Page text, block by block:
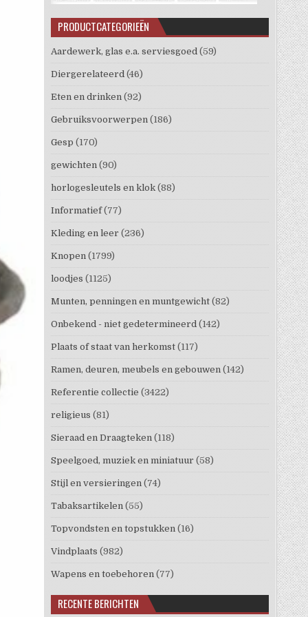
PRODUCTCATEGORIEËN
Aardewerk, glas e.a. serviesgoed (59)
Diergerelateerd (46)
Eten en drinken (92)
Gebruiksvoorwerpen (186)
Gesp (170)
gewichten (90)
horlogesleutels en klok (88)
Informatief (77)
Kleding en leer (236)
Knopen (1799)
loodjes (1125)
Munten, penningen en muntgewicht (82)
Onbekend - niet gedetermineerd (142)
Plaats of staat van herkomst (117)
Ramen, deuren, meubels en gebouwen (142)
Referentie collectie (3422)
religieus (81)
Sieraad en Draagteken (118)
Speelgoed, muziek en miniatuur (58)
Stijl en versieringen (74)
Tabaksartikelen (55)
Topvondsten en topstukken (16)
Vindplaats (982)
Wapens en toebehoren (77)
RECENTE BERICHTEN